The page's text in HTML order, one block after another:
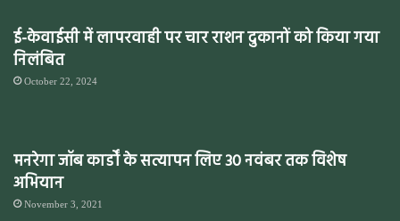
ई-केवाईसी में लापरवाही पर चार राशन दुकानों को किया गया
निलंबित
October 22, 2024
मनरेगा जॉब कार्डों के सत्यापन लिए 30 नवंबर तक विशेष
अभियान
November 3, 2021